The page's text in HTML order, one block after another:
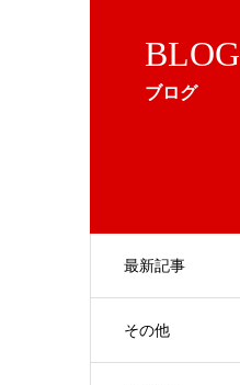
BLOG
ブログ
最新記事
その他